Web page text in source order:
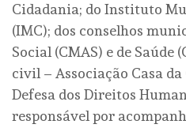
Cidadania; do Instituto
(IMC); dos conselhos
Social (CMAS) e de Saúde
civil – Associação Casa
Defesa dos Direitos
responsável por